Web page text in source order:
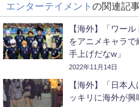
エンターテイメント の関連記
【海外】「ワー
をアニメキャラ
手上げだなw」
2022年11月14日
【海外】「日本
ッキリに海外が興